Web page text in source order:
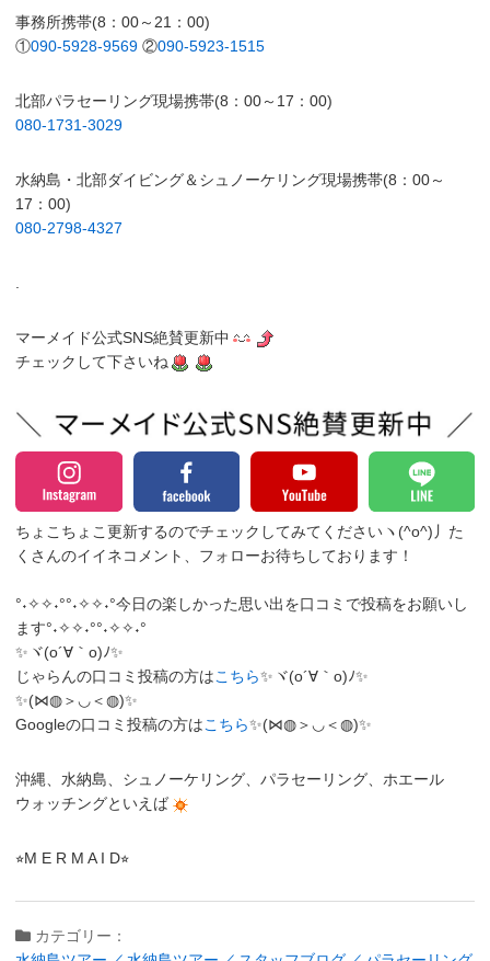
事務所携帯(8：00～21：00)
①090-5928-9569 ②090-5923-1515
北部パラセーリング現場携帯(8：00～17：00)
080-1731-3029
水納島・北部ダイビング＆シュノーケリング現場携帯(8：00～
17：00)
080-2798-4327
マーメイド公式SNS絶賛更新中
チェックして下さいね
ちょこちょこ更新するのでチェックしてみてくださいヽ(^o^)丿 た
くさんのイイネコメント、フォローお待ちしております！
°˖✧✧˖°°˖✧✧˖°今日の楽しかった思い出を口コミで投稿をお願いし
ます°˖✧✧˖°°˖✧✧˖°
✨ヾ(o´∀｀o)ﾉ✨
じゃらんの口コミ投稿の方はこちら✨ヾ(o´∀｀o)ﾉ✨
✨(⋈◍＞◡＜◍)✨
Googleの口コミ投稿の方はこちら✨(⋈◍＞◡＜◍)✨
沖縄、水納島、シュノーケリング、パラセーリング、ホエール
ウォッチングといえば
⭐︎M E R M A I D⭐︎
カテゴリー：